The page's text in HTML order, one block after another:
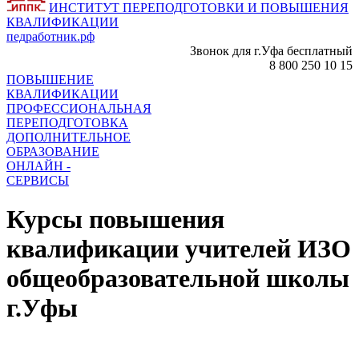
ИНСТИТУТ ПЕРЕПОДГОТОВКИ И ПОВЫШЕНИЯ
КВАЛИФИКАЦИИ
педработник.рф
Звонок для г.Уфа бесплатный
8 800 250 10 15
ПОВЫШЕНИЕ
КВАЛИФИКАЦИИ
ПРОФЕССИОНАЛЬНАЯ
ПЕРЕПОДГОТОВКА
ДОПОЛНИТЕЛЬНОЕ
ОБРАЗОВАНИЕ
ОНЛАЙН -
СЕРВИСЫ
Курсы повышения
квалификации учителей ИЗО
общеобразовательной школы
г.Уфы